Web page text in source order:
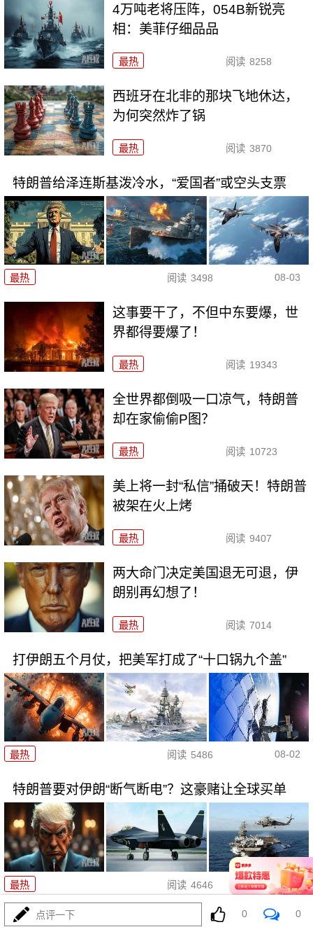
4万吨老将压阵，054B新锐亮
相：美菲仔细品品
最热 阅读 8258
西班牙在北非的那块飞地休达，
为何突然炸了锅
最热 阅读 3870
特朗普给泽连斯基泼冷水，“爱国者”或空头支票
最热 阅读 3498 08-03
这事要干了，不但中东要爆，世
界都得要爆了！
最热 阅读 19343
全世界都倒吸一口凉气，特朗普
却在家偷偷P图？
最热 阅读 10723
美上将一封“私信”捅破天！特朗普
被架在火上烤
最热 阅读 9407
两大命门决定美国退无可退，伊
朗别再幻想了！
最热 阅读 7014
打伊朗五个月仗，把美军打成了“十口锅九个盖”
最热 阅读 5486 08-02
特朗普要对伊朗“断气断电”？这豪赌让全球买单
最热 阅读 4646 08-02
五万人一夜破城，欧盟真怕了！
点评一下 0 0